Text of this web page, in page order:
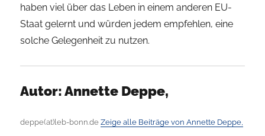
haben viel über das Leben in einem anderen EU-
Staat gelernt und würden jedem empfehlen, eine
solche Gelegenheit zu nutzen.
Autor:Annette Deppe,
deppe(at)leb-bonn.deZeige alle Beiträge von Annette Deppe,